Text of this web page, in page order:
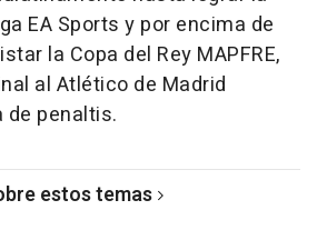
EA Sports y por encima de
la Copa del Rey MAPFRE,
al Atlético de Madrid
de penaltis.
estos temas